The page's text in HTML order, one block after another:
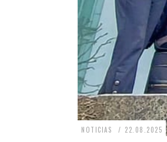
NOTICIAS 22.08.2025 2